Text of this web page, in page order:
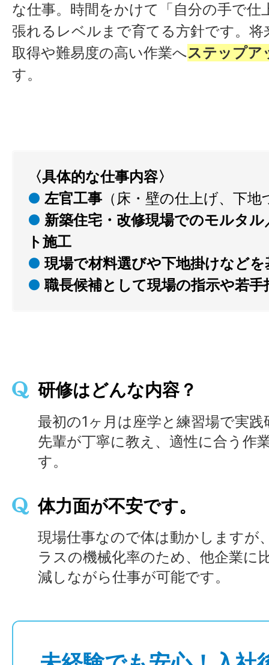
な仕事。時間をかけて「自分の手で仕
張れるレベルまで育てる方針です。将
取得や難易度の高い作業へステップア
す。
〈具体的な仕事内容〉
● 左官工事 （床・壁の仕上げ、下
● 新築住宅・改修現場でのモルタ
ト施工
● 現場で材料選びや下地掛けなど
● 職長候補として現場の指示や若手
研修はどんな内容？
最初の1ヶ月は座学と練習場で実
先輩が丁寧に教え、適性に合う作
す。
体力面が不安です。
現場仕事なので体は動かしますが
ラスの機械化率のため、他企業に
減しながら仕事が可能です。